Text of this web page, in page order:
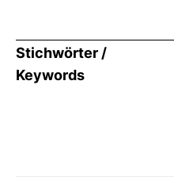
Stichwörter /
Keywords